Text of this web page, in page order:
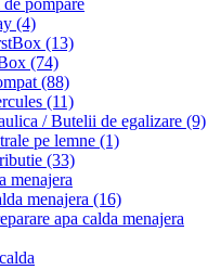
pompare
(4)
(13)
(74)
(88)
(11)
/ Butelii de egalizare (9)
pe lemne (1)
(33)
menajera
menajera (16)
apa calda menajera